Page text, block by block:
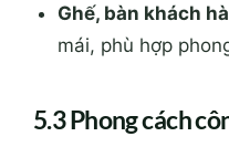
Ghế, bàn khách
mái, phù hợp
5.3 Phong cách